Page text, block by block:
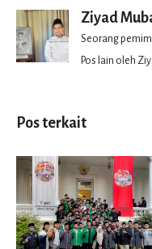
Ziyad
Seorang
Pos lain oleh
Pos terkait